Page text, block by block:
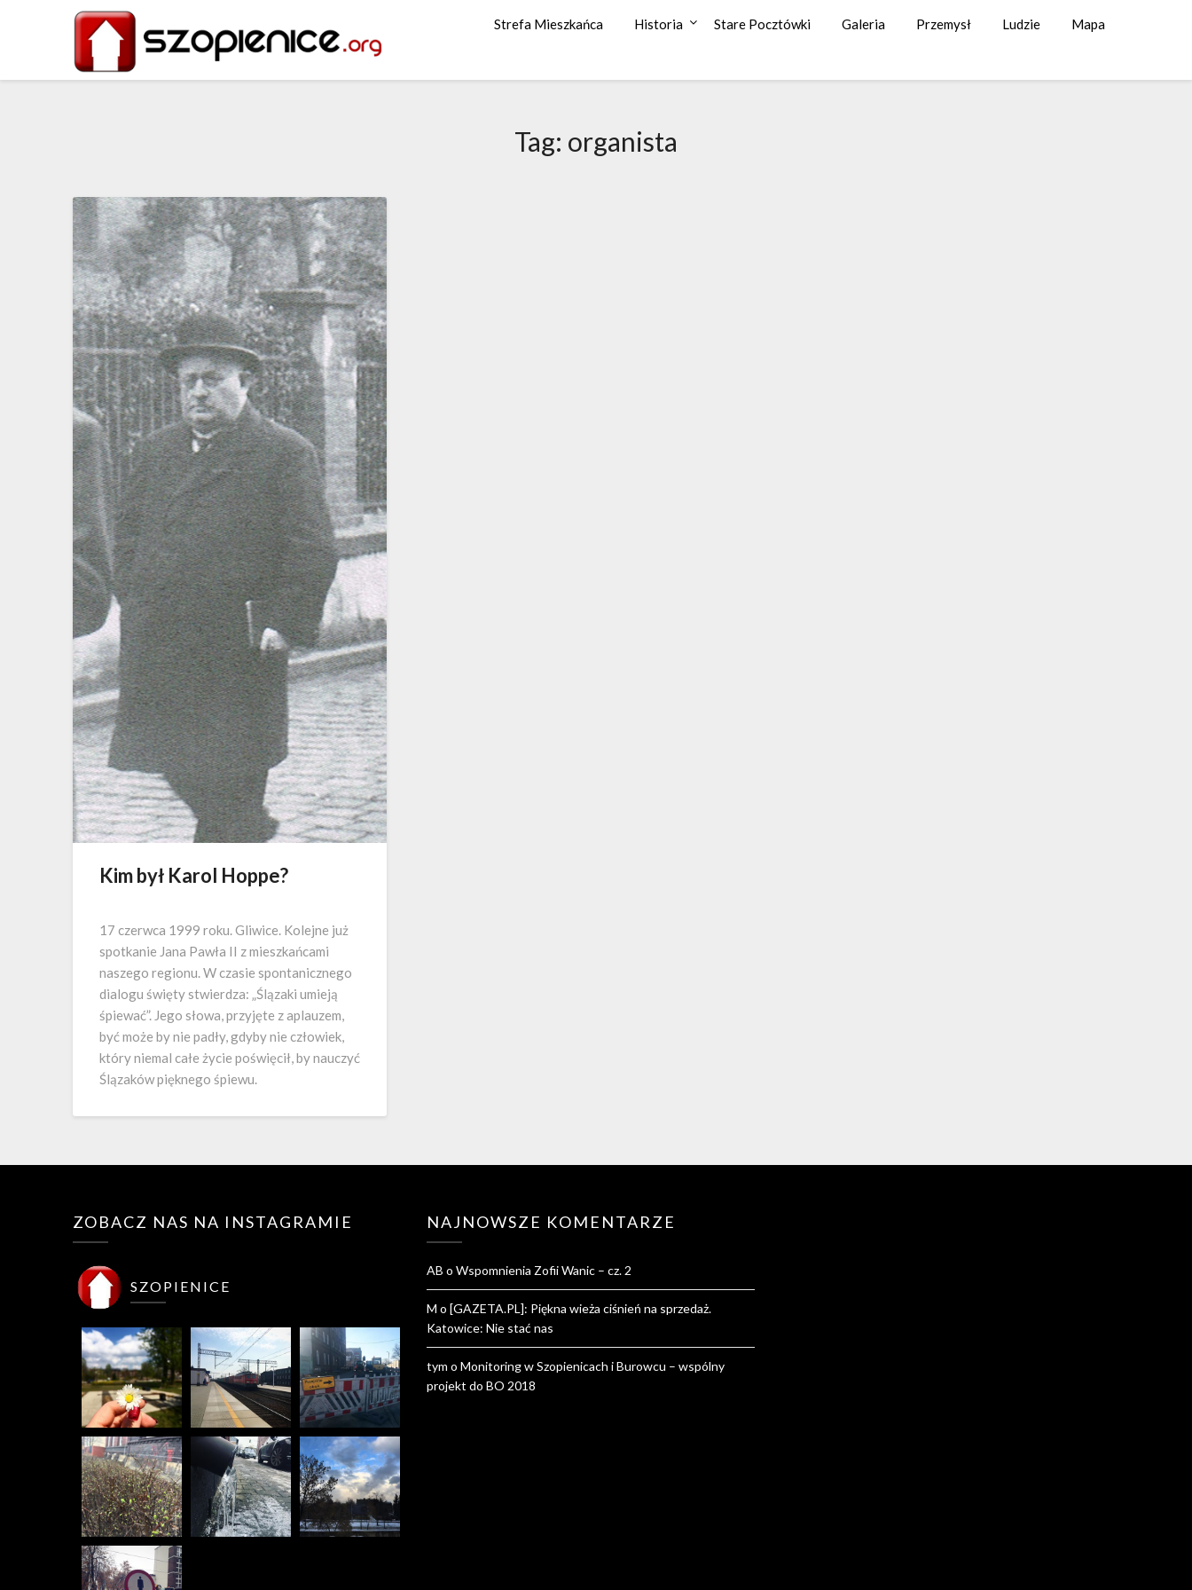
Strefa Mieszkańca Historia Stare Pocztówki Galeria Przemysł Ludzie Mapa
Tag: organista
Kim był Karol Hoppe?
17 czerwca 1999 roku. Gliwice. Kolejne już
spotkanie Jana Pawła II z mieszkańcami
naszego regionu. W czasie spontanicznego
dialogu święty stwierdza: „Ślązaki umieją
śpiewać”. Jego słowa, przyjęte z aplauzem,
być może by nie padły, gdyby nie człowiek,
który niemal całe życie poświęcił, by nauczyć
Ślązaków pięknego śpiewu.
ZOBACZ NAS NA INSTAGRAMIE
SZOPIENICE
NAJNOWSZE KOMENTARZE
AB oWspomnienia Zofii Wanic – cz. 2
M o[GAZETA.PL]: Piękna wieża ciśnień na sprzedaż.
Katowice: Nie stać nas
tym oMonitoring w Szopienicach i Burowcu – wspólny
projekt do BO 2018